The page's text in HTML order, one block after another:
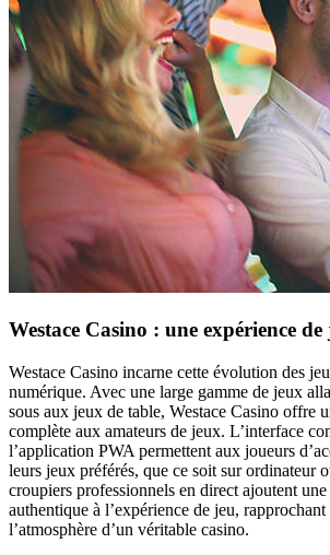
Westace Casino : une expérience
Westace Casino incarne cette évolution des
numérique. Avec une large gamme de jeux
sous aux jeux de table, Westace Casino offre
complète aux amateurs de jeux. L’interface
l’application PWA permettent aux joueurs
leurs jeux préférés, que ce soit sur ordinateur
croupiers professionnels en direct ajoutent
authentique à l’expérience de jeu,
l’atmosphère d’un véritable casino.